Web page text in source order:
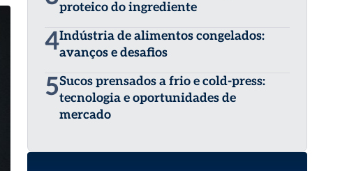
proteico do ingrediente
4Indústria de alimentos congelados:
avanços e desafios
5Sucos prensados a frio e cold-press:
tecnologia e oportunidades de
mercado